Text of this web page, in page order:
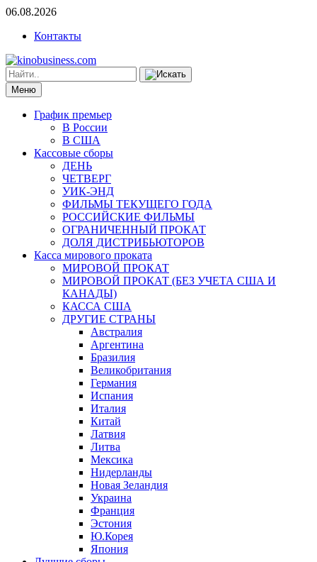
06.08.2026
Контакты
Меню
График премьер
В России
В США
Кассовые сборы
ДЕНЬ
ЧЕТВЕРГ
УИК-ЭНД
ФИЛЬМЫ ТЕКУЩЕГО ГОДА
РОССИЙСКИЕ ФИЛЬМЫ
ОГРАНИЧЕННЫЙ ПРОКАТ
ДОЛЯ ДИСТРИБЬЮТОРОВ
Касса мирового проката
МИРОВОЙ ПРОКАТ
МИРОВОЙ ПРОКАТ (БЕЗ УЧЕТА США И
КАНАДЫ)
КАССА США
ДРУГИЕ СТРАНЫ
Австралия
Аргентина
Бразилия
Великобритания
Германия
Испания
Италия
Китай
Латвия
Литва
Мексика
Нидерланды
Новая Зеландия
Украина
Франция
Эстония
Ю.Корея
Япония